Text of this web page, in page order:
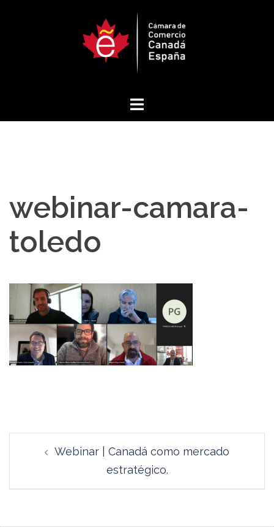
webinar-camara-
toledo
Navegación
Webinar | Canadá como mercado
estratégico.